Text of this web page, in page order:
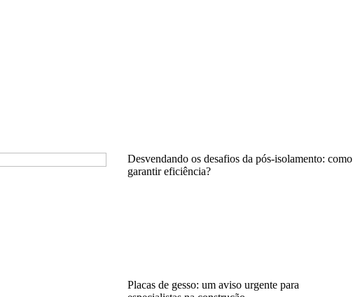
Desvendando os desafios da pós-isolamento: como
garantir eficiência?
Placas de gesso: um aviso urgente para